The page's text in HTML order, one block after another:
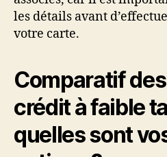
les détails avant
votre carte.
Comparatif
crédit à faible
quelles sont